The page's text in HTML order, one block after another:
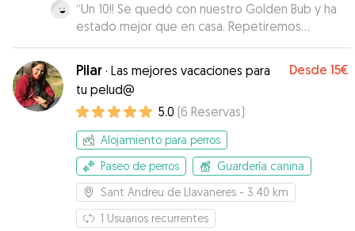
“Un 10!! Se quedó con nuestro Golden Bub y ha
estado mejor que en casa. Repetiremos
seguro!!”
Pilar · Las mejores vacaciones para
tu pelud@
Desde 15€
5.0 (6 Reservas)
Alojamiento para perros
Paseo de perros
Guardería canina
Sant Andreu de Llavaneres - 3.40 km
1 Usuarios recurrentes